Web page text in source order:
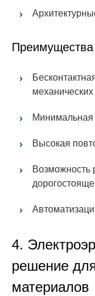
Преимущества
Минимальная
Высокая
Возможность
4.
решение
материалов